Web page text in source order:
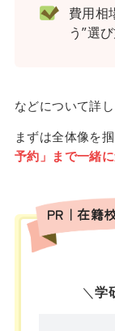
費用相
う”選
などについて詳
まずは全体像を
予約」まで一緒に
PR｜在籍
＼学